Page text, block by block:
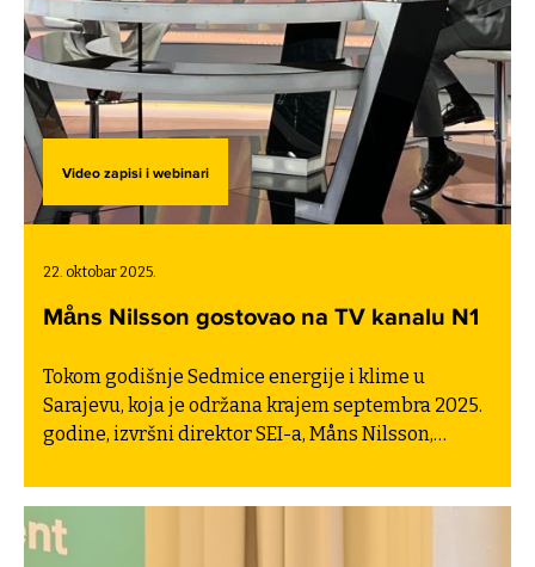
Video zapisi i webinari
22. oktobar 2025.
Måns Nilsson gostovao na TV kanalu N1
Tokom godišnje Sedmice energije i klime u
Sarajevu, koja je održana krajem septembra 2025.
godine, izvršni direktor SEI-a, Måns Nilsson,
TV kanal N1 na teme održivosti i pravedne